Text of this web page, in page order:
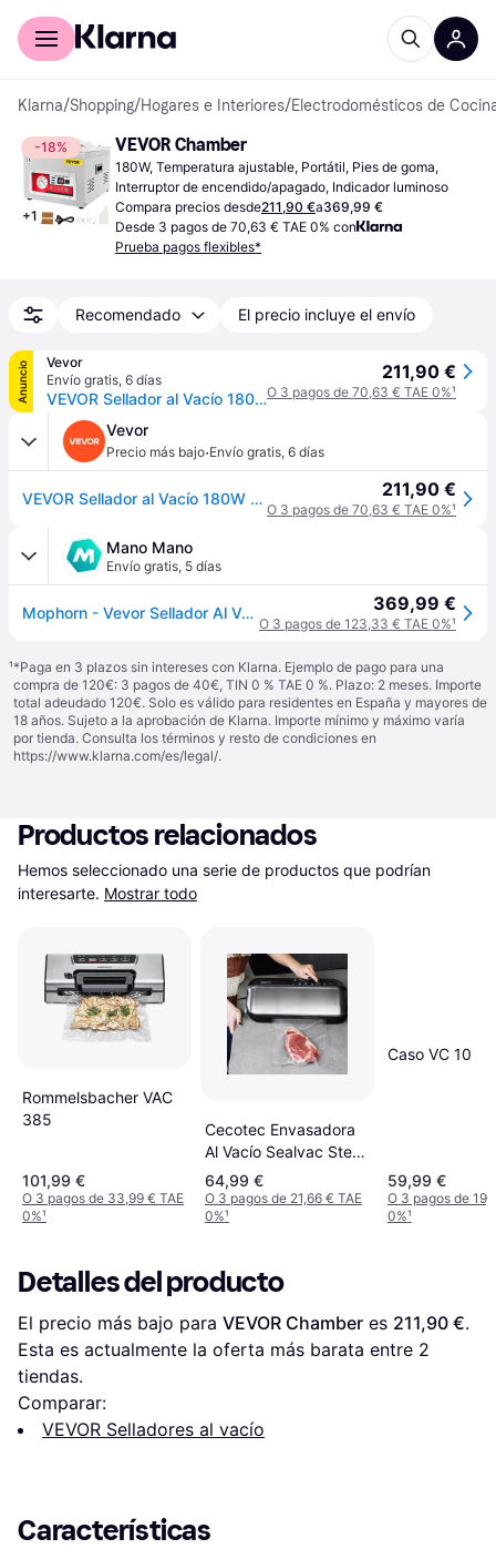
Comprar con Klarna
Klarna/Shopping/Hogares e Interiores/Electrodomésticos de
-18%
+1
VEVOR Chamber
180W, Temperatura ajustable, Portátil, Pies de goma,
Interruptor de encendido/apagado, Indicador luminoso
Compara precios desde211,90 €a369,99 €
Desde 3 pagos de 70,63 € TAE 0% con
Prueba pagos flexibles*
Recomendado El precio incluye el envío
Anuncio
Vevor
Envío gratis, 6 días
VEVOR Sellador al Vacío 180W de Potencia de Motor y 260W de Sellado Máquina de Envasado a Vacío Acero Inoxidable Máquina Selladora de Cámara 33x25cm de Máx. Tamaño de Sellado, Hogar, Supermercado
211,90 €
O 3 pagos de 70,63 € TAE 0%¹
Vevor
Precio más bajo·Envío gratis, 6 días
VEVOR Sellador al Vacío 180W de Potencia de Motor y 260W de Sellado Máquina de Envasado a Vacío Acero Inoxidable Máquina Selladora de Cámara 33x25cm de Máx. Tamaño de Sellado, Hogar, Supermercado 211,90 €
O 3 pagos de 70,63 € TAE 0%¹
Mano Mano
Envío gratis, 5 días
Mophorn - Vevor Sellador Al Vacío, 180w De Potencia De Motor Y 320w De Sellado, Máquina De Envasado A Vacío, Acero Inoxidable, Máquina Selladora De Cámara, 33x25cm De Máx. Tamaño De Sellado, Hogar, Supermercado 369,99 €
O 3 pagos de 123,33 € TAE 0%¹
¹*Paga en 3 plazos sin intereses con Klarna. Ejemplo de pago para una
compra de 120€: 3 pagos de 40€, TIN 0 % TAE 0 %. Plazo: 2 meses. Importe
total adeudado 120€. Solo es válido para residentes en España y mayores de
18 años. Sujeto a la aprobación de Klarna. Importe mínimo y máximo varía
por tienda. Consulta los términos y resto de condiciones en
https://www.klarna.com/es/legal/.
Productos relacionados
Hemos seleccionado una serie de productos que podrían
interesarte. Mostrar todo
Rommelsbacher VAC
385
101,99 €
O 3 pagos de 33,99 € TAE
0%¹
Cecotec Envasadora
Al Vacío Sealvac Steel
120 W 4 Modos
64,99 €
O 3 pagos de 21,66 € TAE
0%¹
Caso VC 10
59,99 €
O 3 pagos de
0%¹
Detalles del producto
El precio más bajo para VEVOR Chamber es 211,90 €.
Esta es actualmente la oferta más barata entre 2
tiendas.
Comparar:
VEVOR Selladores al vacío
Características